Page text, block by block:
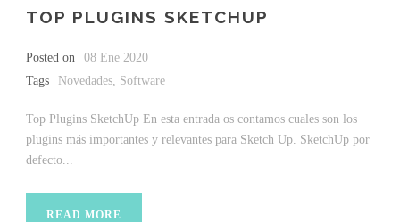
TOP PLUGINS SKETCHUP
Posted on
08 Ene 2020
Tags
Novedades Software
Top Plugins SketchUp En esta entrada os contamos cuales son los
plugins más importantes y relevantes para Sketch Up. SketchUp por
defecto...
READ MORE